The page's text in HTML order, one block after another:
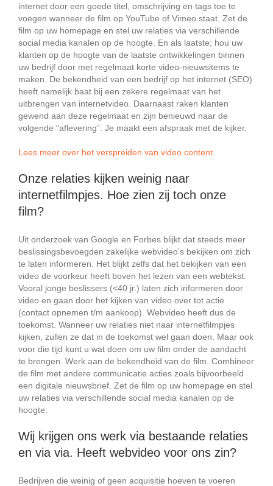
internet door een goede titel, omschrijving en tags toe te
voegen wanneer de film op YouTube of Vimeo staat. Zet de
film op uw homepage en stel uw relaties via verschillende
social media kanalen op de hoogte. En als laatste; hou uw
klanten op de hoogte van de laatste ontwikkelingen binnen
uw bedrijf door met regelmaat korte video-nieuwsitems te
maken. De bekendheid van een bedrijf op het internet (SEO)
heeft namelijk baat bij een zekere regelmaat van het
uitbrengen van internetvideo. Daarnaast raken klanten
gewend aan deze regelmaat en zijn benieuwd naar de
volgende “aflevering”. Je maakt een afspraak met de kijker.
Lees meer over het verspreiden van video content.
Onze relaties kijken weinig naar
internetfilmpjes. Hoe zien zij toch onze
film?
Uit onderzoek van Google en Forbes blijkt dat steeds meer
beslissingsbevoegden zakelijke webvideo’s bekijken om zich
te laten informeren. Het blijkt zelfs dat het bekijken van een
video de voorkeur heeft boven het lezen van een webtekst.
Vooral jonge beslissers (<40 jr.) laten zich informeren door
video en gaan door het kijken van video over tot actie
(contact opnemen t/m aankoop). Webvideo heeft dus de
toekomst. Wanneer uw relaties niet naar internetfilmpjes
kijken, zullen ze dat in de toekomst wel gaan doen. Maar ook
voor die tijd kunt u wat doen om uw film onder de aandacht
te brengen. Werk aan de bekendheid van de film. Combineer
de film met andere communicatie acties zoals bijvoorbeeld
een digitale nieuwsbrief. Zet de film op uw homepage en stel
uw relaties via verschillende social media kanalen op de
hoogte.
Wij krijgen ons werk via bestaande relaties
en via via. Heeft webvideo voor ons zin?
Bedrijven die weinig of geen acquisitie hoeven te voeren